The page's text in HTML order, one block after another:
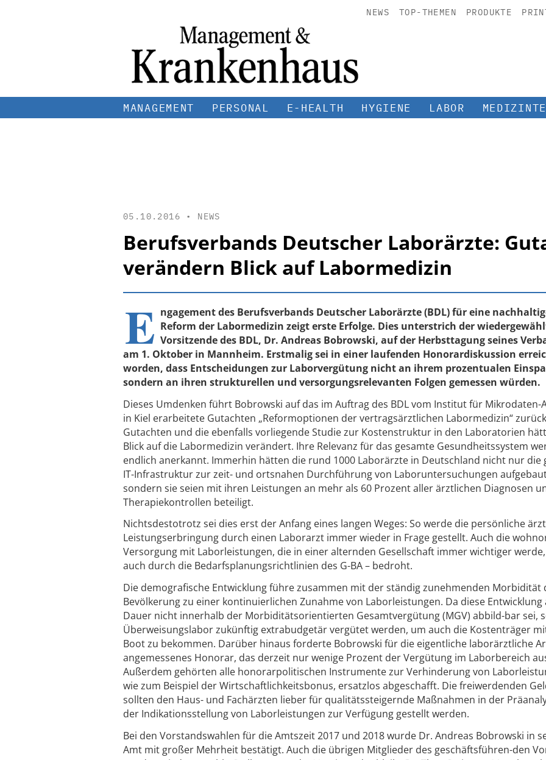
NEWS TOP-THEMEN PRODUKTE
MANAGEMENT PERSONAL E-HEALTH HYGIENE LABOR
05.10.2016 • NEWS
Berufsverbands Deutscher Laborärzte:
verändern Blick auf Labormedizin
E ngagement des Berufsverbands Deutscher Laborärzte (BDL) für eine
Reform der Labormedizin zeigt erste Erfolge. Dies unterstrich der
Vorsitzende des BDL, Dr. Andreas Bobrowski, auf der Herbsttagung seines
am 1. Oktober in Mannheim. Erstmalig sei in einer laufenden Honorardiskussion
worden, dass Entscheidungen zur Laborvergütung nicht an ihrem prozentualen
sondern an ihren strukturellen und versorgungsrelevanten Folgen gemessen würden.
Dieses Umdenken führt Bobrowski auf das im Auftrag des BDL vom Institut für Mikrodaten-
in Kiel erarbeitete Gutachten „Reformoptionen der vertragsärztlichen Labormedizin“
Gutachten und die ebenfalls vorliegende Studie zur Kostenstruktur in den Laboratorien
Blick auf die Labormedizin verändert. Ihre Relevanz für das gesamte Gesundheitssystem
endlich anerkannt. Immerhin hätten die rund 1000 Laborärzte in Deutschland nicht nur die
IT-Infrastruktur zur zeit- und ortsnahen Durchführung von Laboruntersuchungen
sondern sie seien mit ihren Leistungen an mehr als 60 Prozent aller ärztlichen Diagnosen
Therapiekontrollen beteiligt.
Nichtsdestotrotz sei dies erst der Anfang eines langen Weges: So werde die persönliche
Leistungserbringung durch einen Laborarzt immer wieder in Frage gestellt. Auch die
Versorgung mit Laborleistungen, die in einer alternden Gesellschaft immer wichtiger werde,
auch durch die Bedarfsplanungsrichtlinien des G-BA – bedroht.
Die demografische Entwicklung führe zusammen mit der ständig zunehmenden Morbidität
Bevölkerung zu einer kontinuierlichen Zunahme von Laborleistungen. Da diese Entwicklung
Dauer nicht innerhalb der Morbiditätsorientierten Gesamtvergütung (MGV) abbild-bar sei,
Überweisungslabor zukünftig extrabudgetär vergütet werden, um auch die Kostenträger
Boot zu bekommen. Darüber hinaus forderte Bobrowski für die eigentliche laborärztliche
angemessenes Honorar, das derzeit nur wenige Prozent der Vergütung im Laborbereich
Außerdem gehörten alle honorarpolitischen Instrumente zur Verhinderung von
wie zum Beispiel der Wirtschaftlichkeitsbonus, ersatzlos abgeschafft. Die freiwerdenden
sollten den Haus- und Fachärzten lieber für qualitätssteigernde Maßnahmen in der
der Indikationsstellung von Laborleistungen zur Verfügung gestellt werden.
Bei den Vorstandswahlen für die Amtszeit 2017 und 2018 wurde Dr. Andreas Bobrowski in
Amt mit großer Mehrheit bestätigt. Auch die übrigen Mitglieder des geschäftsführen-den